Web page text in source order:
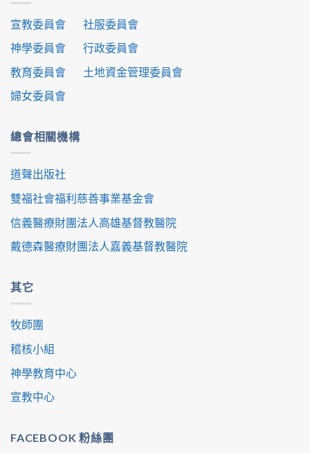
宣教委員會
神學委員會
教育委員會
婦女委員會
社服委員會
行政委員會
土地資金管理委員會
總會相關機構
道聲出版社
雙福社會福利慈善事業基金會
信義醫療財團法人高雄基督教醫院
戴德森醫療財團法人嘉義基督教醫院
其它
牧師團
稽核小組
神學教育中心
宣教中心
FACEBOOK 粉絲團